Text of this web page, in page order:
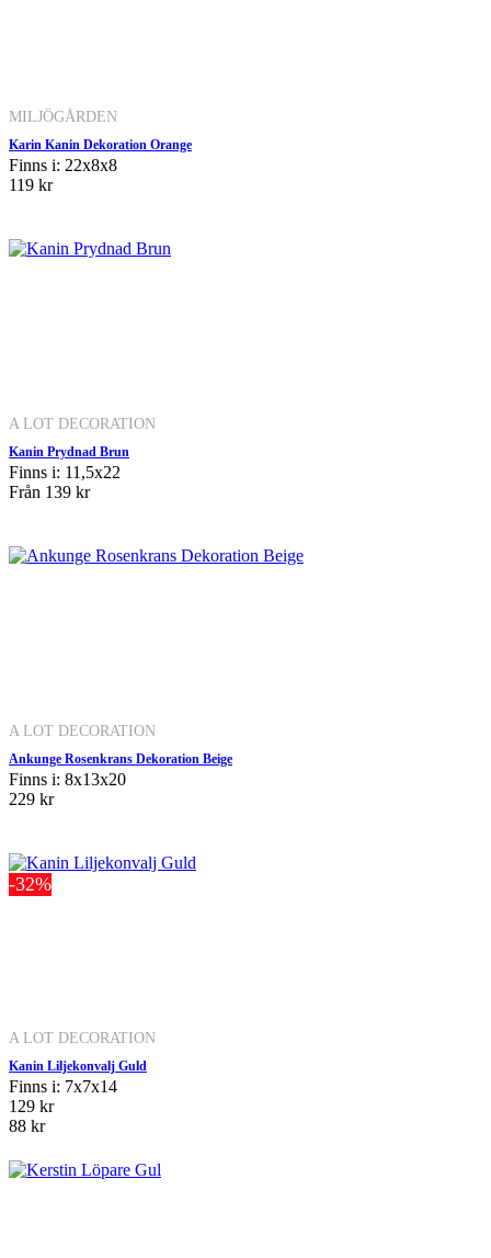
MILJÖGÅRDEN
Karin Kanin Dekoration Orange
Finns i: 22x8x8
119 kr
A LOT DECORATION
Kanin Prydnad Brun
Finns i: 11,5x22
Från 139 kr
A LOT DECORATION
Ankunge Rosenkrans Dekoration Beige
Finns i: 8x13x20
229 kr
-32%
A LOT DECORATION
Kanin Liljekonvalj Guld
Finns i: 7x7x14
129 kr
88 kr